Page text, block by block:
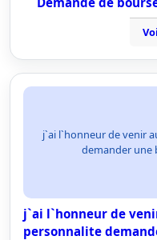
j`ai l`honneur de venir
demander une
j`ai l`honneur de
personnalite